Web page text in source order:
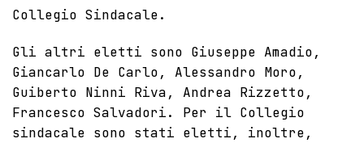
Collegio Sindacale.
Gli altri eletti sono Giuseppe Amadio,
Giancarlo De Carlo, Alessandro Moro,
Guiberto Ninni Riva, Andrea Rizzetto,
Francesco Salvadori. Per il Collegio
sindacale sono stati eletti, inoltre,